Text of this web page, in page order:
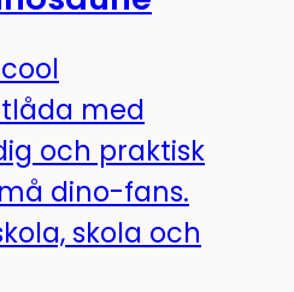
med
och praktisk
dino-fans.
skola och